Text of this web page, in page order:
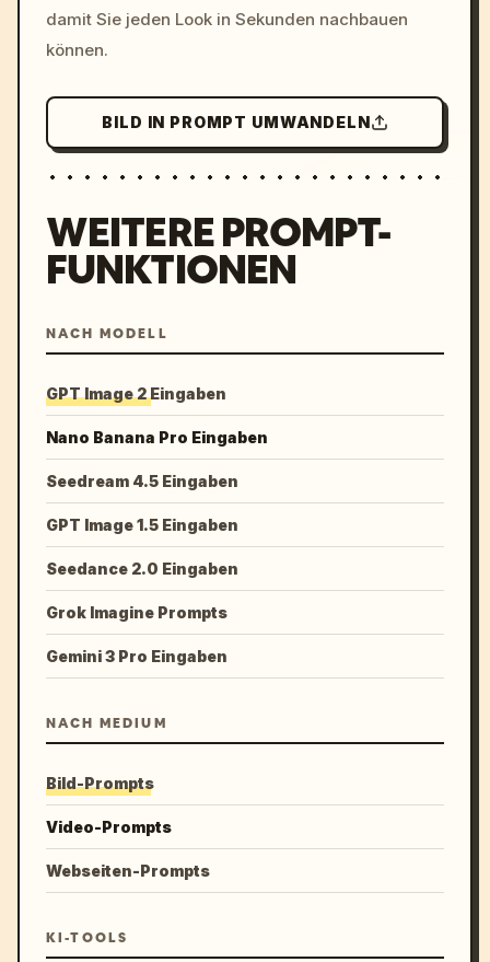
damit Sie jeden Look in Sekunden nachbauen
können.
BILD IN PROMPT UMWANDELN
WEITERE PROMPT-
FUNKTIONEN
NACH MODELL
GPT Image 2 Eingaben
Nano Banana Pro Eingaben
Seedream 4.5 Eingaben
GPT Image 1.5 Eingaben
Seedance 2.0 Eingaben
Grok Imagine Prompts
Gemini 3 Pro Eingaben
NACH MEDIUM
Bild-Prompts
Video-Prompts
Webseiten-Prompts
KI-TOOLS